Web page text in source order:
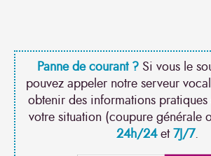
Panne de courant ?Si vous le
pouvez appeler notre serveur
obtenir des informations
votre situation (coupure générale
24h/24et7J/7.